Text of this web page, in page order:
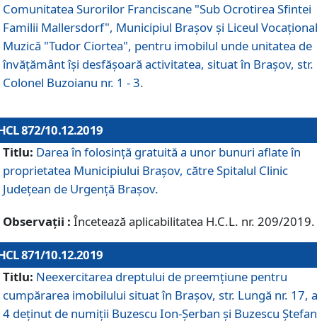
Comunitatea Surorilor Franciscane "Sub Ocrotirea Sfintei
Familii Mallersdorf", Municipiul Braşov şi Liceul
Muzică "Tudor Ciortea", pentru imobilul unde unitatea de
învățământ îşi desfăşoară activitatea, situat în Braşov, str.
Colonel Buzoianu nr. 1 - 3.
872/10.12.2019
Titlu: Darea în folosinţă gratuită a unor bunuri aflate în
proprietatea Municipiului Braşov, către Spitalul Clinic
Judeţean de Urgenţă Braşov.
Observații : Încetează aplicabilitatea H.C.L. nr. 209/2019.
871/10.12.2019
Titlu: Neexercitarea dreptului de preemţiune pentru
cumpărarea imobilului situat în Braşov, str. Lungă nr. 17,
4 deţinut de numiţii Buzescu Ion-Şerban și Buzescu